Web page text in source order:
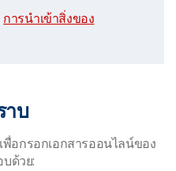
การนำเข้าสิ่งของ
าบ
อกรอกเอกสารออนไลน์ของ
ด้วย: